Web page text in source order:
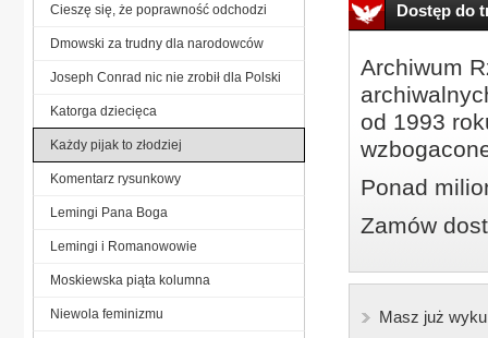
Dostęp do
Archiwum
od 1993
Ponad
Zamów
Masz już
Cieszę się, że poprawność odchodzi
Dmowski za trudny dla narodowców
Joseph Conrad nic nie zrobił dla Polski
Katorga dziecięca
Każdy pijak to złodziej
Komentarz rysunkowy
Lemingi Pana Boga
Lemingi i Romanowowie
Moskiewska piąta kolumna
Niewola feminizmu